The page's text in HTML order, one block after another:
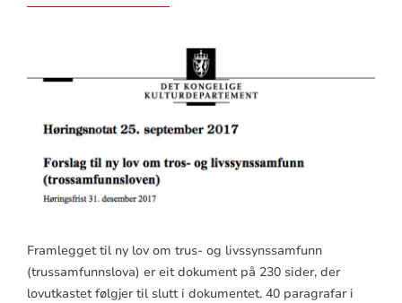
Framlegget til ny lov om trus- og livssynssamfunn
(trussamfunnslova) er eit dokument på 230 sider, der
lovutkastet følgjer til slutt i dokumentet. 40 paragrafar i